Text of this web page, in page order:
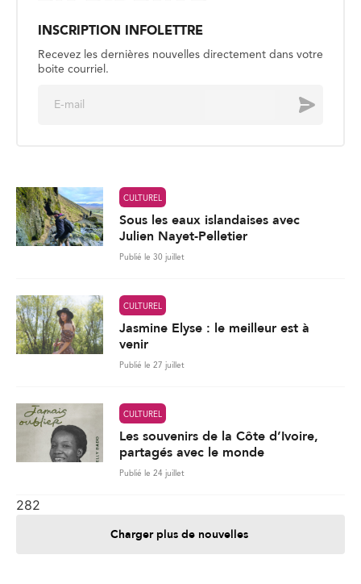
INSCRIPTION INFOLETTRE
Recevez les dernières nouvelles directement dans votre
boite courriel.
Envoyer
CULTUREL
Sous les eaux islandaises avec
Julien Nayet-Pelletier
Publié le 30 juillet
CULTUREL
Jasmine Elyse : le meilleur est à
venir
Publié le 27 juillet
CULTUREL
Les souvenirs de la Côte d’Ivoire,
partagés avec le monde
Publié le 24 juillet
282
Charger plus de nouvelles